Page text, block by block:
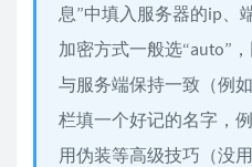
息”中填入服务器的ip、
加密方式一般选“auto”
与服务端保持一致（例
栏填一个好记的名字，
用伪装等高级技巧（没